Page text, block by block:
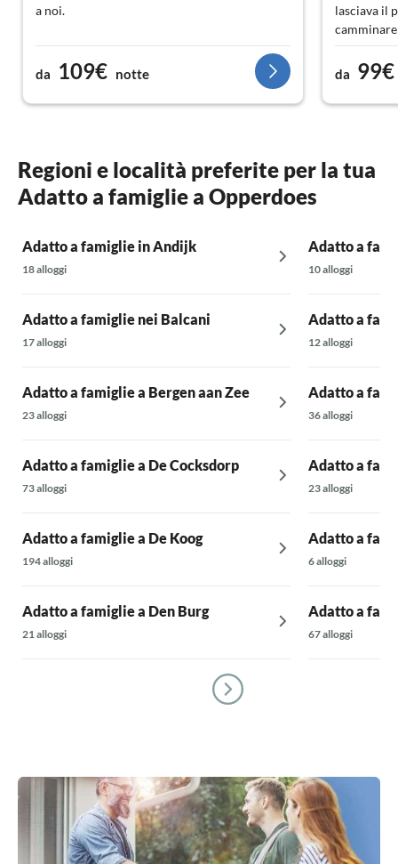
a noi.
Per gli amanti della tranquillità e della natura,
è una raccomandazione assoluta!
da 109€ notte
lasciava il
molto
molto a
reception,
Tot ziens!
da 99€
Regioni e località preferite per la tua
Adatto a famiglie a Opperdoes
Adatto a famiglie in Andijk
18 alloggi
Adatto a famiglie nei Balcani
17 alloggi
Adatto a famiglie a Bergen aan Zee
23 alloggi
Adatto a famiglie a De Cocksdorp
73 alloggi
Adatto a famiglie a De Koog
194 alloggi
Adatto a famiglie a Den Burg
21 alloggi
Adatto a
10 alloggi
Adatto a
12 alloggi
Adatto a
36 alloggi
Adatto a
23 alloggi
Adatto a
6 alloggi
Adatto a
67 alloggi